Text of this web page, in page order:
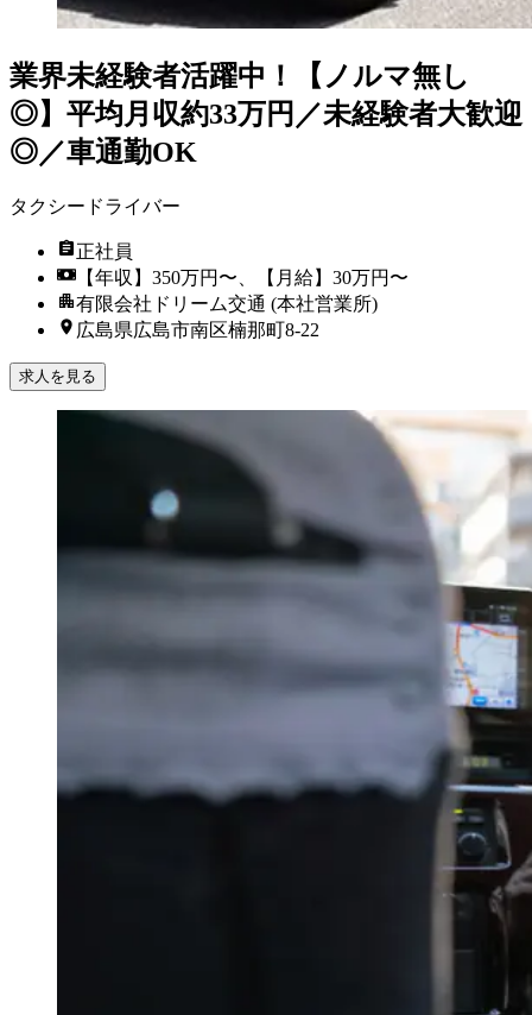
業界未経験者活躍中！【ノルマ無し
◎】平均月収約33万円／未経験者大歓迎
◎／車通勤OK
タクシードライバー
正社員
【年収】350万円〜、【月給】30万円〜
有限会社ドリーム交通 (本社営業所)
広島県広島市南区楠那町8-22
求人を見る